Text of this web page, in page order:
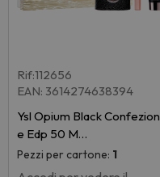
Rif:112656
EAN: 3614274638394
Ysl Opium Black Confezion
e Edp 50 M…
Pezzi per cartone: 1